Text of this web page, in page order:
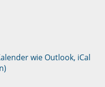
wie Outlook, iCal